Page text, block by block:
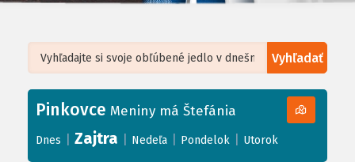
Vyhľadať
+
−
Leaflet| ©OpenStreetMap, Tiles courtesy ofHumanitarian OpenStreetMap
Pinkovce Meniny má Štefánia
Dnes Zajtra Nedeľa Pondelok Utorok